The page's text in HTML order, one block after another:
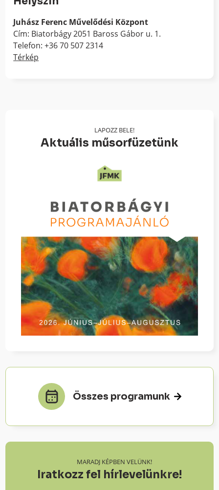
Juhász Ferenc Művelődési Központ
Cím: Biatorbágy 2051 Baross Gábor u. 1.
Telefon: +36 70 507 2314
Térkép
LAPOZZ BELE!
Aktuális műsorfüzetünk
Összes programunk
MARADJ KÉPBEN VELÜNK!
Iratkozz fel hírlevelünkre!